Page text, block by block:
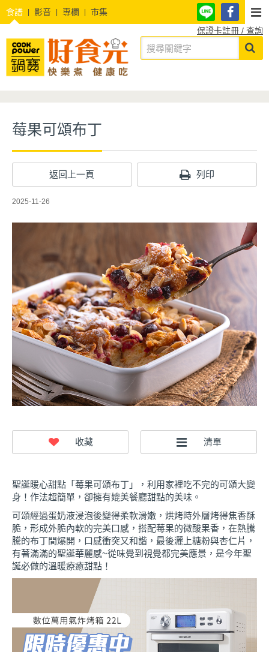
食譜 影音 專欄
市集
保證卡註冊 / 查詢
莓果可頌布丁
返回上一頁 列印
2025-11-26
聖誕暖心甜點「莓果可頌布丁」，利用家裡吃不完的可頌大變
身！作法超簡單，卻擁有媲美餐廳甜點的美味。
可頌經過蛋奶液浸泡後變得柔軟滑嫩，烘烤時外層烤得焦香酥
脆，形成外脆內軟的完美口感，搭配莓果的微酸果香，在熱騰
騰的布丁間爆開，口感衝突又和諧，最後灑上糖粉與杏仁片，
有著滿滿的聖誕華麗感~從味覺到視覺都完美應景，是今年聖
誕必做的溫暖療癒甜點！